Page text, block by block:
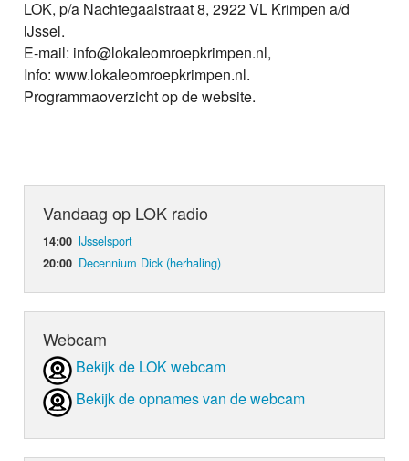
LOK, p/a Nachtegaalstraat 8, 2922 VL Krimpen a/d
IJssel.
E-mail: info@lokaleomroepkrimpen.nl,
Info: www.lokaleomroepkrimpen.nl.
Programmaoverzicht op de website.
Vandaag op LOK radio
14:00 IJsselsport
20:00 Decennium Dick (herhaling)
Webcam
Bekijk de LOK webcam
Bekijk de opnames van de webcam